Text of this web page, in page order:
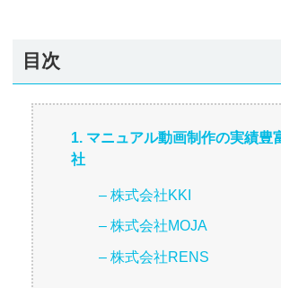
目次
1. マニュアル動画制作の実績豊
社
– 株式会社KKI
– 株式会社MOJA
– 株式会社RENS